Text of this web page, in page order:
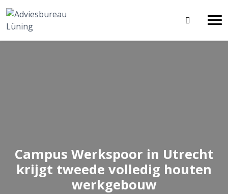
Campus Werkspoor in Utrecht
krijgt tweede volledig houten
werkgebouw